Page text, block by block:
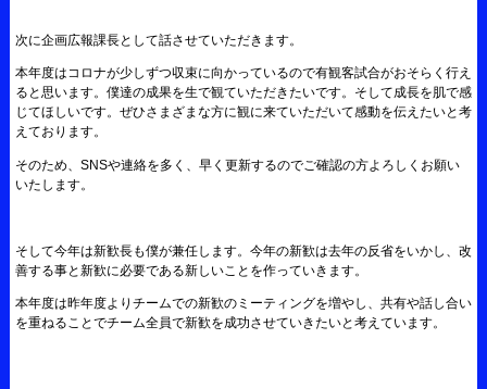
次に企画広報課長として話させていただきます。
本年度はコロナが少しずつ収束に向かっているので有観客試合がおそらく行え
ると思います。僕達の成果を生で観ていただきたいです。そして成長を肌で感
じてほしいです。ぜひさまざまな方に観に来ていただいて感動を伝えたいと考
えております。
そのため、SNSや連絡を多く、早く更新するのでご確認の方よろしくお願い
いたします。
そして今年は新歓長も僕が兼任します。今年の新歓は去年の反省をいかし、改
善する事と新歓に必要である新しいことを作っていきます。
本年度は昨年度よりチームでの新歓のミーティングを増やし、共有や話し合い
を重ねることでチーム全員で新歓を成功させていきたいと考えています。